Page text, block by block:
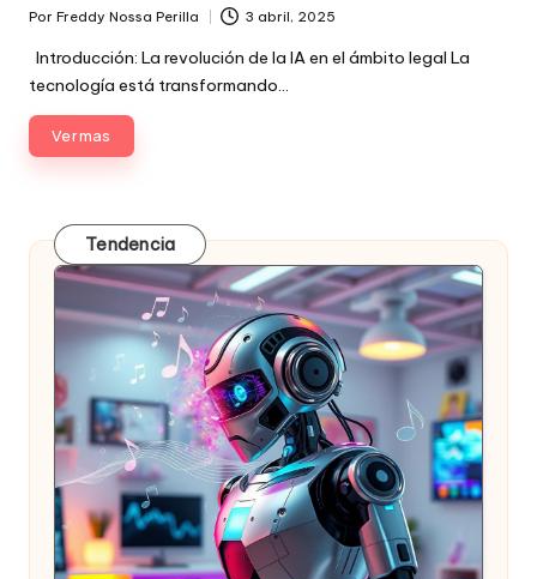
Publicado
por
Por Freddy Nossa Perilla 3 abril, 2025
Introducción: La revolución de la IA en el ámbito legal La
tecnología está transformando…
Ver mas
Tendencia